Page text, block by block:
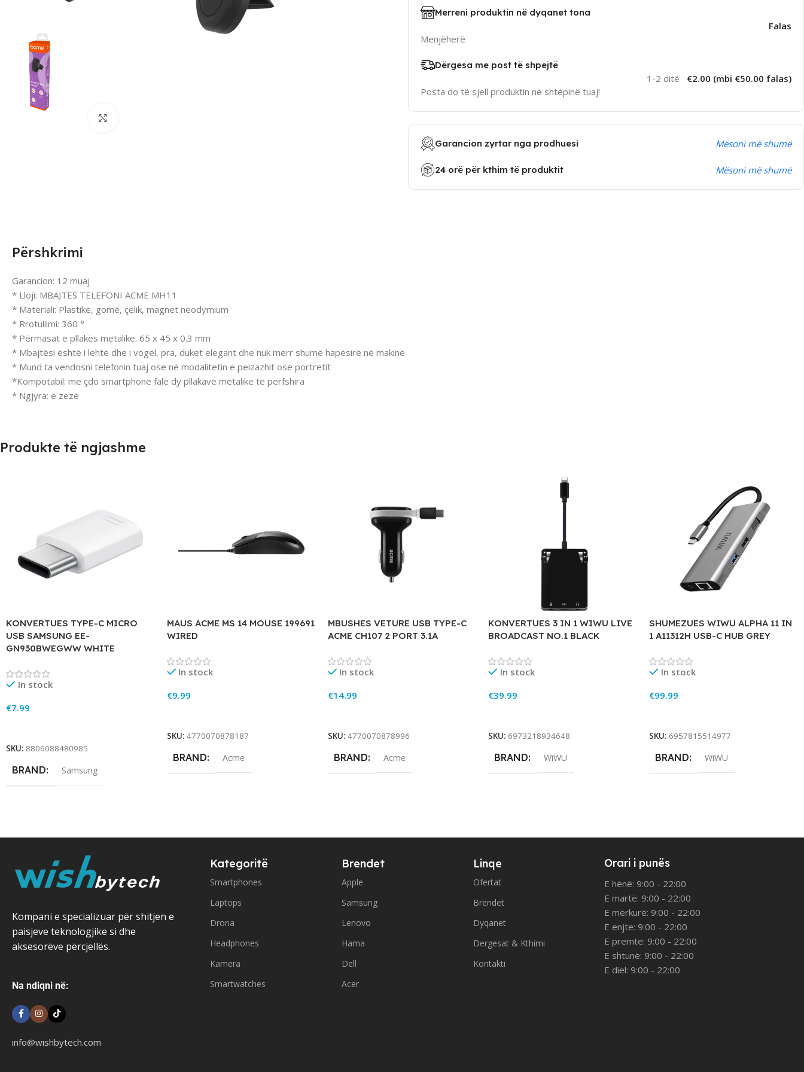
Merreni produktin në dyqanet tona
Menjëherë
Falas
Dërgesa me post të shpejtë
Posta do të sjell produktin në shtëpinë tuaj!
1-2 ditë €2.00 (mbi €50.00 falas)
Garancion zyrtar nga prodhuesi Mësoni më shumë
24 orë për kthim të produktit Mësoni më shumë
Përshkrimi
Garancion: 12 muaj
* Lloji: MBAJTËS TELEFONI ACME MH11
* Materiali: Plastikë, gomë, çelik, magnet neodymium
* Rrotullimi: 360 °
* Përmasat e pllakës metalike: 65 x 45 x 0.3 mm
* Mbajtësi është i lehtë dhe i vogël, pra, duket elegant dhe nuk merr shumë hapësirë në makinë
* Mund ta vendosni telefonin tuaj ose në modalitetin e peizazhit ose portretit
*Kompotabil: me çdo smartphone falë dy pllakave metalike të përfshira
* Ngjyra: e zezë
Produkte të ngjashme
KONVERTUES TYPE-C MICRO
USB SAMSUNG EE-
GN930BWEGWW WHITE
In stock
€7.99
SKU: 8806088480985
BRAND Samsung
MAUS ACME MS 14 MOUSE 199691
WIRED
In stock
€9.99
SKU: 4770070878187
BRAND Acme
MBUSHES VETURE USB TYPE-C
ACME CH107 2 PORT 3.1A
In stock
€14.99
SKU: 4770070878996
BRAND Acme
KONVERTUES 3 IN 1 WIWU LIVE
BROADCAST NO.1 BLACK
In stock
€39.99
SKU: 6973218934648
BRAND WiWU
SHUMEZUES WIWU ALPHA 11 IN
1 A11312H USB-C HUB GREY
In stock
€99.99
SKU: 6957815514977
BRAND WiWU
Kompani e specializuar për shitjen e
paisjeve teknologjike si dhe
aksesorëve përcjellës.
Na ndiqni në:
info@wishbytech.com
Kategoritë
Smartphones
Laptops
Drona
Headphones
Kamera
Smartwatches
Brendet
Apple
Samsung
Lenovo
Hama
Dell
Acer
Linqe
Ofertat
Brendet
Dyqanet
Dergesat & Kthimi
Kontakti
Orari i punës
E hënë: 9:00 - 22:00
E martë: 9:00 - 22:00
E mërkurë: 9:00 - 22:00
E enjte: 9:00 - 22:00
E premte: 9:00 - 22:00
E shtunë: 9:00 - 22:00
E diel: 9:00 - 22:00